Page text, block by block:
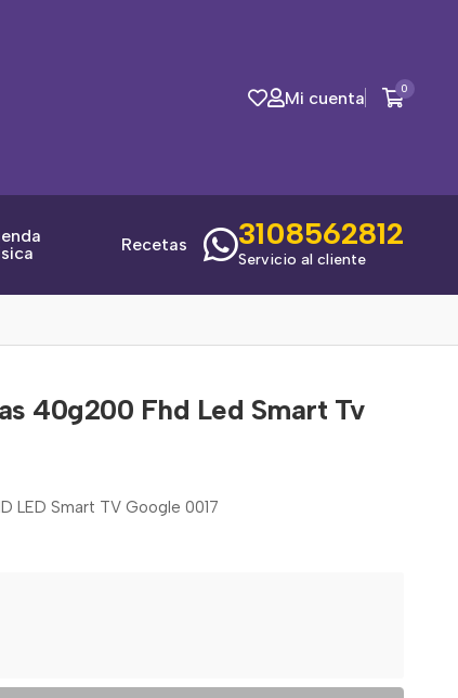
Mi cuenta 0
Recetas 3108562812
Servicio al cliente
40g200 Fhd Led Smart Tv
LED Smart TV Google 0017